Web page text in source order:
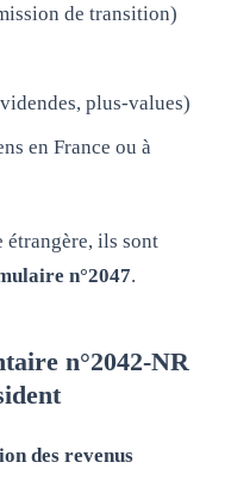
de transition)
plus-values)
en France ou à
étrangère, ils sont
n°2047.
n°2042-NR
des revenus